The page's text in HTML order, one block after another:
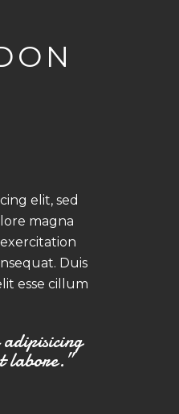
elit, sed
magna
Duis
esse cillum
labore.”